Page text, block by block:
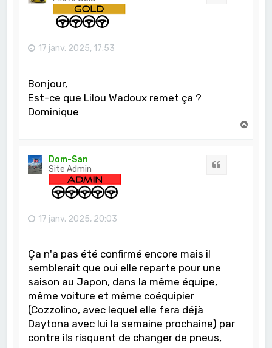
17 janv. 2025, 17:53
Bonjour,
Est-ce que Lilou Wadoux remet ça ?
Dominique
Dom-San
Site Admin
17 janv. 2025, 20:03
Ça n'a pas été confirmé encore mais il
semblerait que oui elle reparte pour une
saison au Japon, dans la même équipe,
même voiture et même coéquipier
(Cozzolino, avec lequel elle fera déjà
Daytona avec lui la semaine prochaine) par
contre ils risquent de changer de pneus,